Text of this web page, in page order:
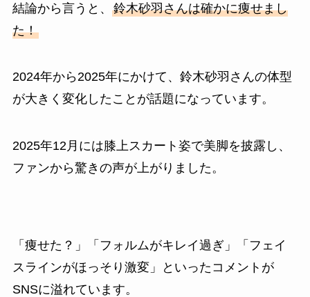
結論から言うと、 鈴木砂羽さんは確かに痩せまし
た！
2024年から2025年にかけて、鈴木砂羽さんの体型
が大きく変化したことが話題になっています。
2025年12月には膝上スカート姿で美脚を披露し、
ファンから驚きの声が上がりました。
「痩せた？」「フォルムがキレイ過ぎ」「フェイ
スラインがほっそり激変」といったコメントが
SNSに溢れています。